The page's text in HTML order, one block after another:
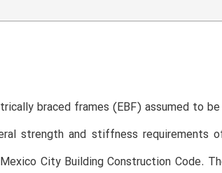
braced frames (EBF) assumed to
strength and stiffness requirements
City Building Construction Code.